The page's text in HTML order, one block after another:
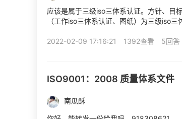
应该是属于三级iso三体系认证。方针、目
（工作iso三体系认证、图纸）为三级iso三
2022-02-09 17:16:21 1392查看 5回答
ISO9001：2008 质量体系文件
南瓜酥